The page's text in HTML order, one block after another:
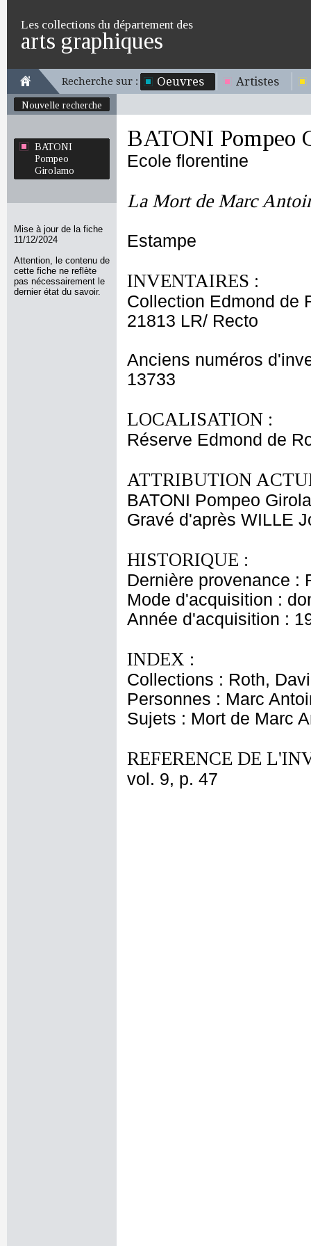
Les collections du département des
arts graphiques
Recherche sur : Oeuvres Artistes
Nouvelle recherche
BATONI
Pompeo
Girolamo
Mise à jour de la fiche
11/12/2024
Attention, le contenu de
cette fiche ne reflète
pas nécessairement le
dernier état du savoir.
BATONI Pompeo
Ecole florentine
La Mort de Marc
Estampe
INVENTAIRES :
Collection Edmond de
21813 LR/ Recto
Anciens numéros
13733
LOCALISATION :
Réserve Edmond de
ATTRIBUTION
BATONI Pompeo
Gravé d'après WILLE
HISTORIQUE :
Dernière provenance :
Mode d'acquisition :
Année d'acquisition :
INDEX :
Collections : Roth,
Personnes : Marc
Sujets : Mort de Marc
REFERENCE DE
vol. 9, p. 47